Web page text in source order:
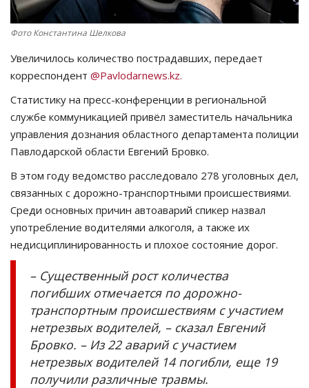
OFFICIAL
Курултай
Язык
Қазақша Русский
Фото Константина Шелкова
Увеличилось количество пострадавших, передает
корреспондент @Pavlodarnews.kz.
Статистику на пресс-конференции в региональной
службе коммуникацией привёл заместитель начальника
управления дознания областного департамента полиции
Павлодарской области Евгений Бровко.
В этом году ведомство расследовало 278 уголовных дел,
связанных с дорожно-транспортными происшествиями.
Среди основных причин автоаварий спикер назвал
употребление водителями алкоголя, а также их
недисциплинированность и плохое состояние дорог.
– Существенный рост количества
погибших отмечается по дорожно-
транспортным происшествиям с участием
нетрезвых водителей, – сказал Евгений
Бровко. – Из 22 аварий с участием
нетрезвых водителей 14 погибли, еще 19
получили различные травмы.